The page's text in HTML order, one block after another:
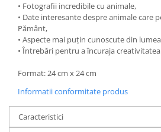
• Fotografii incredibile cu animale,
• Date interesante despre animale care
Pământ,
• Aspecte mai puțin cunoscute din
• Întrebări pentru a încuraja
Format: 24 cm x 24 cm
Informatii conformitate produs
Caracteristici